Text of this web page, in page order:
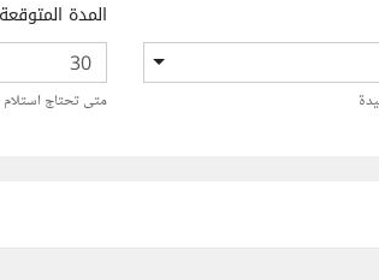
المدة
متى تحتاج